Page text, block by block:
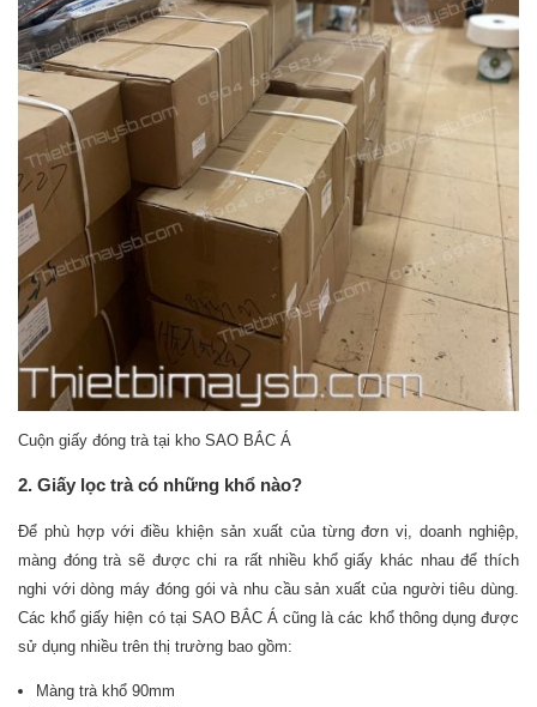
Cuộn giấy đóng trà tại kho SAO BẮC Á
2. Giấy lọc trà có những khổ nào?
Để phù hợp với điều khiện sản xuất của từng đơn vị, doanh nghiệp,
màng đóng trà sẽ được chi ra rất nhiều khổ giấy khác nhau để thích
nghi với dòng máy đóng gói và nhu cầu sản xuất của người tiêu dùng.
Các khổ giấy hiện có tại SAO BẮC Á cũng là các khổ thông dụng được
sử dụng nhiều trên thị trường bao gồm:
Màng trà khổ 90mm